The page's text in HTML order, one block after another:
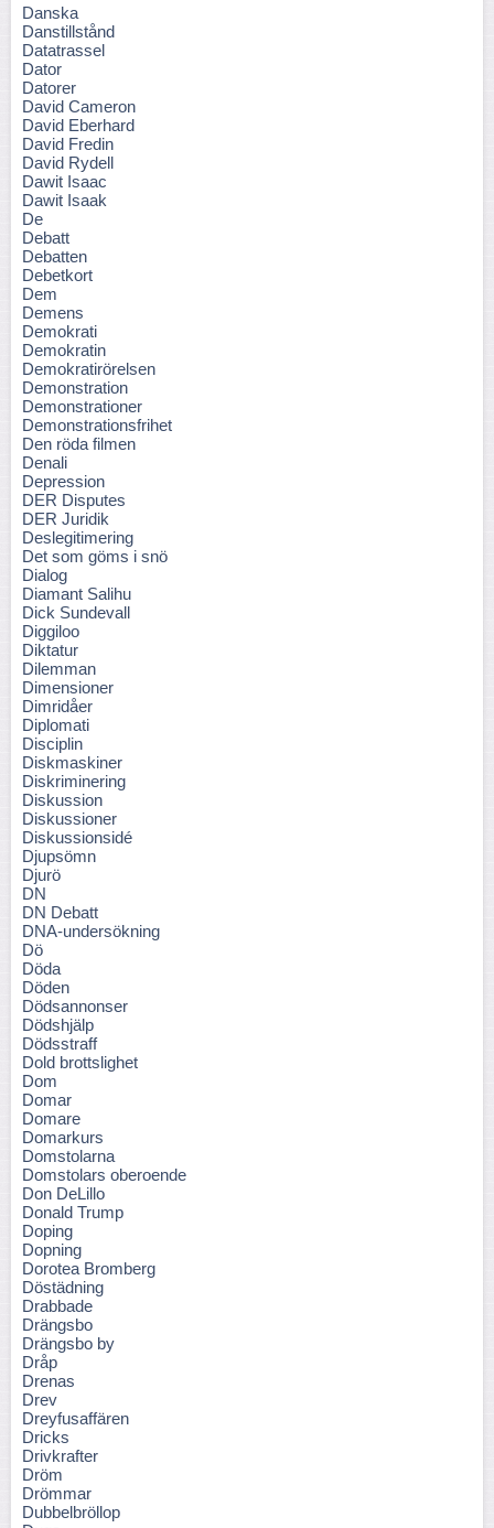
Danska
Danstillstånd
Datatrassel
Dator
Datorer
David Cameron
David Eberhard
David Fredin
David Rydell
Dawit Isaac
Dawit Isaak
De
Debatt
Debatten
Debetkort
Dem
Demens
Demokrati
Demokratin
Demokratirörelsen
Demonstration
Demonstrationer
Demonstrationsfrihet
Den röda filmen
Denali
Depression
DER Disputes
DER Juridik
Deslegitimering
Det som göms i snö
Dialog
Diamant Salihu
Dick Sundevall
Diggiloo
Diktatur
Dilemman
Dimensioner
Dimridåer
Diplomati
Disciplin
Diskmaskiner
Diskriminering
Diskussion
Diskussioner
Diskussionsidé
Djupsömn
Djurö
DN
DN Debatt
DNA-undersökning
Dö
Döda
Döden
Dödsannonser
Dödshjälp
Dödsstraff
Dold brottslighet
Dom
Domar
Domare
Domarkurs
Domstolarna
Domstolars oberoende
Don DeLillo
Donald Trump
Doping
Dopning
Dorotea Bromberg
Döstädning
Drabbade
Drängsbo
Drängsbo by
Dråp
Drenas
Drev
Dreyfusaffären
Dricks
Drivkrafter
Dröm
Drömmar
Dubbelbröllop